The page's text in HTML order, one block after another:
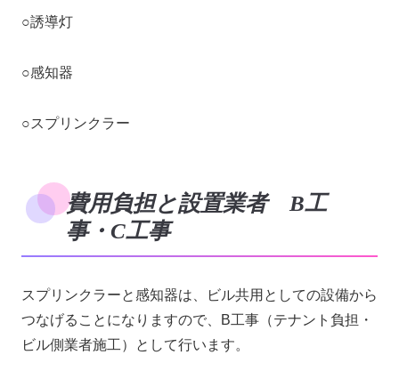
○誘導灯
○感知器
○スプリンクラー
費用負担と設置業者 B工
事・C工事
スプリンクラーと感知器は、ビル共用としての設備から
つなげることになりますので、B工事（テナント負担・
ビル側業者施工）として行います。